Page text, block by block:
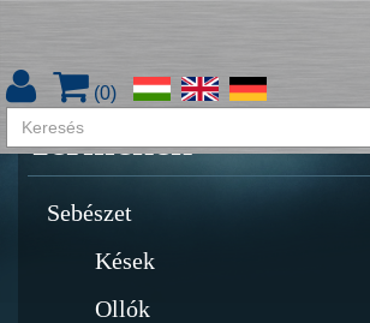
(0)
Termékek
Sebészet
Kések
Ollók